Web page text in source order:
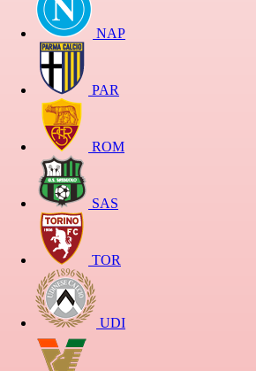
NAP
PAR
ROM
SAS
TOR
UDI